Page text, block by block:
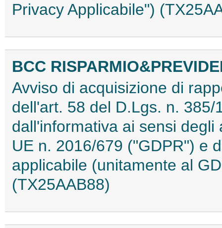
Privacy Applicabile")
BCC
Avviso di acquisizione di
dell'art. 58 del D.Lgs. n.
dall'informativa ai sensi
UE n. 2016/679 ("GDPR") e
applicabile (unitamente al
(TX25AAB88)